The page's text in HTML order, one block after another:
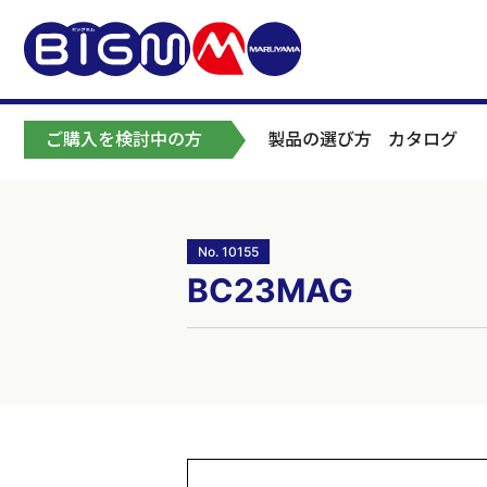
ご購入を検討中の方 製品の選び方 カタログ
No. 10155
BC23MAG